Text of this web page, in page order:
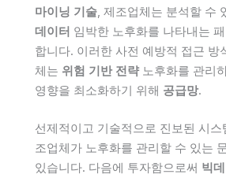
마이닝 기술, 제조업체는 분석할 수
데이터 임박한 노후화를 나타내는
합니다. 이러한 사전 예방적 접근 방
체는 위험 기반 전략노후화를 관리
영향을 최소화하기 위해 공급망.
선제적이고 기술적으로 진보된 시스
조업체가 노후화를 관리할 수 있는
있습니다. 다음에 투자함으로써 빅